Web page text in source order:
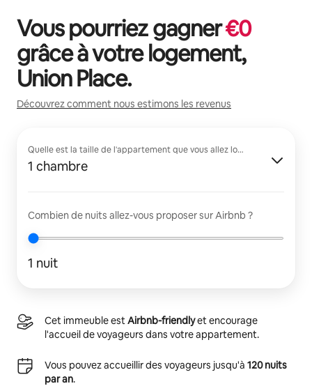
Vous pourriez gagner€0
grâce à votre logement,
Union Place.
Découvrez comment nous estimons les revenus
Quelle est la taille de l'appartement que vous allez louer ?
1 chambre
Combien de nuits allez-vous proposer sur Airbnb ?
1 nuit
Cet immeuble estAirbnb-friendlyet encourage
l'accueil de voyageurs dans votre appartement.
Vous pouvez accueillir des voyageurs jusqu'à 120 nuits
par an.